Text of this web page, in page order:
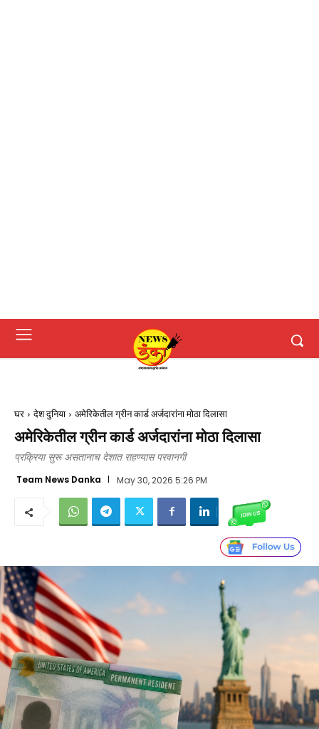
घर देश दुनिया अमेरिकेतील ग्रीन कार्ड अर्जदारांना मोठा दिलासा
अमेरिकेतील ग्रीन कार्ड अर्जदारांना मोठा दिलासा
प्रक्रिया सुरू असतानाच देशात राहण्यास परवानगी
Team News Danka May 30, 2026 5:26 PM